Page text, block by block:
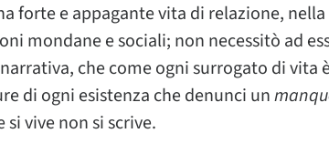
forte e appagante vita di relazione, nella
mondane e sociali; non necessitò ad
che come ogni surrogato di vita
di ogni esistenza che denunci un
vive non si scrive.